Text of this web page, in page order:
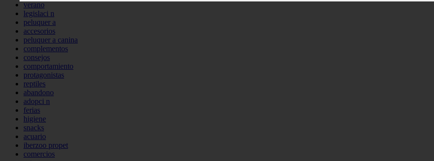
verano
legislaci n
peluquer a
accesorios
peluquer a canina
complementos
consejos
comportamiento
protagonistas
reptiles
abandono
adopci n
ferias
higiene
snacks
acuario
iberzoo propet
comercios